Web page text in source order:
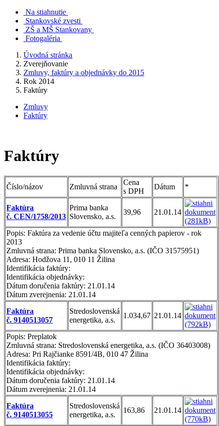
Na stiahnutie
Stankovské zvesti
ZŠ a MŠ Stankovany
Fotogaléria
Úvodná stránka
Zverejňovanie
Zmluvy, faktúry a objednávky do 2015
Rok 2014
Faktúry
Zmluvy
Faktúry
Faktúry
Číslo/názov Zmluvná strana
Cena
s DPH
Dátum *
Faktúra
č. CEN/1758/2013
Prima banka
Slovensko, a.s.
39,96 21.01.14
Popis: Faktúra za vedenie účtu majiteľa cenných papierov - rok
2013
Zmluvná strana: Prima banka Slovensko, a.s. (IČO 31575951)
Adresa: Hodžova 11, 010 11 Žilina
Identifikácia faktúry:
Identifikácia objednávky:
Dátum doručenia faktúry: 21.01.14
Dátum zverejnenia: 21.01.14
Faktúra
č. 9140513057
Stredoslovenská
energetika, a.s.
1.034,67 21.01.14
Popis: Preplatok
Zmluvná strana: Stredoslovenská energetika, a.s. (IČO 36403008)
Adresa: Pri Rajčianke 8591/4B, 010 47 Žilina
Identifikácia faktúry:
Identifikácia objednávky:
Dátum doručenia faktúry: 21.01.14
Dátum zverejnenia: 21.01.14
Faktúra
č. 9140513055
Stredoslovenská
energetika, a.s.
163,86 21.01.14